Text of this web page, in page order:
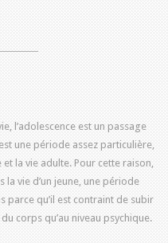
l’adolescence est un passage
une période assez particulière,
la vie adulte. Pour cette raison,
la vie d’un jeune, une période
qu’il est contraint de subir
corps qu’au niveau psychique.